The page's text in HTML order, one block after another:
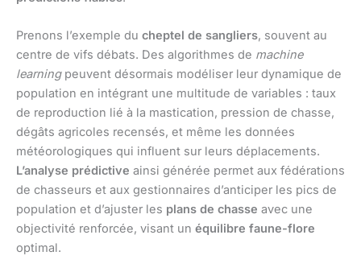
Prenons l’exemple du cheptel de sangliers, souvent au
centre de vifs débats. Des algorithmes de machine
learningpeuvent désormais modéliser leur dynamique de
population en intégrant une multitude de variables : taux
de reproduction lié à la mastication, pression de chasse,
dégâts agricoles recensés, et même les données
météorologiques qui influent sur leurs déplacements.
L’analyse prédictive ainsi générée permet aux fédérations
de chasseurs et aux gestionnaires d’anticiper les pics de
population et d’ajuster les plans de chasse avec une
objectivité renforcée, visant un équilibre faune-flore
optimal.